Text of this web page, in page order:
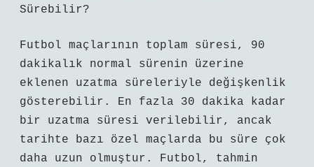
Sürebilir?
Futbol maçlarının toplam süresi, 90
dakikalık normal sürenin üzerine
eklenen uzatma süreleriyle değişkenlik
gösterebilir. En fazla 30 dakika kadar
bir uzatma süresi verilebilir, ancak
tarihte bazı özel maçlarda bu süre çok
daha uzun olmuştur. Futbol, tahmin